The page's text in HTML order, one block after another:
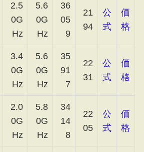
2.5
0G
Hz
5.6
0G
Hz
36
05
9
21
94
公
式
価
格
3.4
0G
Hz
5.6
0G
Hz
35
91
7
22
31
公
式
価
格
2.0
0G
Hz
5.8
0G
Hz
34
14
8
22
05
公
式
価
格